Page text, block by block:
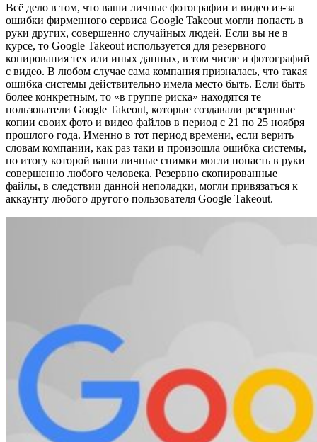
Всё дело в том, что ваши личные фотографии и видео из-за
ошибки фирменного сервиса Google Takeout могли попасть в
руки других, совершенно случайных людей. Если вы не в
курсе, то Google Takeout используется для резервного
копирования тех или иных данных, в том числе и фотографий
с видео. В любом случае сама компания призналась, что такая
ошибка системы действительно имела место быть. Если быть
более конкретным, то «в группе риска» находятся те
пользователи Google Takeout, которые создавали резервные
копии своих фото и видео файлов в период с 21 по 25 ноября
прошлого года. Именно в тот период времени, если верить
словам компании, как раз таки и произошла ошибка системы,
по итогу которой ваши личные снимки могли попасть в руки
совершенно любого человека. Резервно скопированные
файлы, в следствии данной неполадки, могли привязаться к
аккаунту любого другого пользователя Google Takeout.